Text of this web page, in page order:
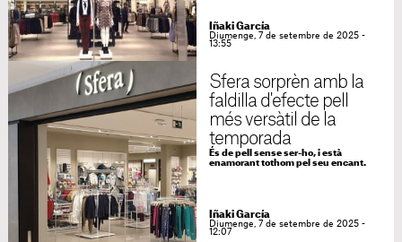
Iñaki García
Diumenge, 7 de setembre de 2025 -
13:55
Sfera sorprèn amb la
faldilla d'efecte pell
més versàtil de la
temporada
És de pell sense ser-ho, i està
enamorant tothom pel seu encant.
Iñaki García
Diumenge, 7 de setembre de 2025 -
12:07